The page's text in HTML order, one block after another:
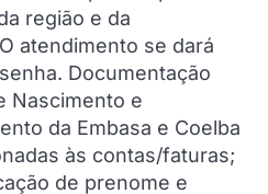
região e da
atendimento se dará
Documentação
Nascimento e
da Embasa e Coelba
às contas/faturas;
de prenome e